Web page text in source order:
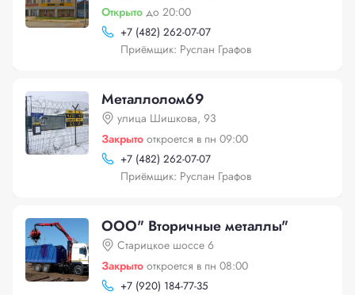
Открыто до 20:00
+7 (482) 262-07-07
Приёмщик: Руслан Графов
Металлолом69
улица Шишкова, 93
Закрыто откроется в пн 09:00
+7 (482) 262-07-07
Приёмщик: Руслан Графов
ООО" Вторичные металлы"
Cтарицкое шоссе 6
Закрыто откроется в пн 08:00
+7 (920) 184-77-35